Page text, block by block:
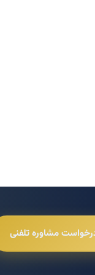
مشاوره تلفنی